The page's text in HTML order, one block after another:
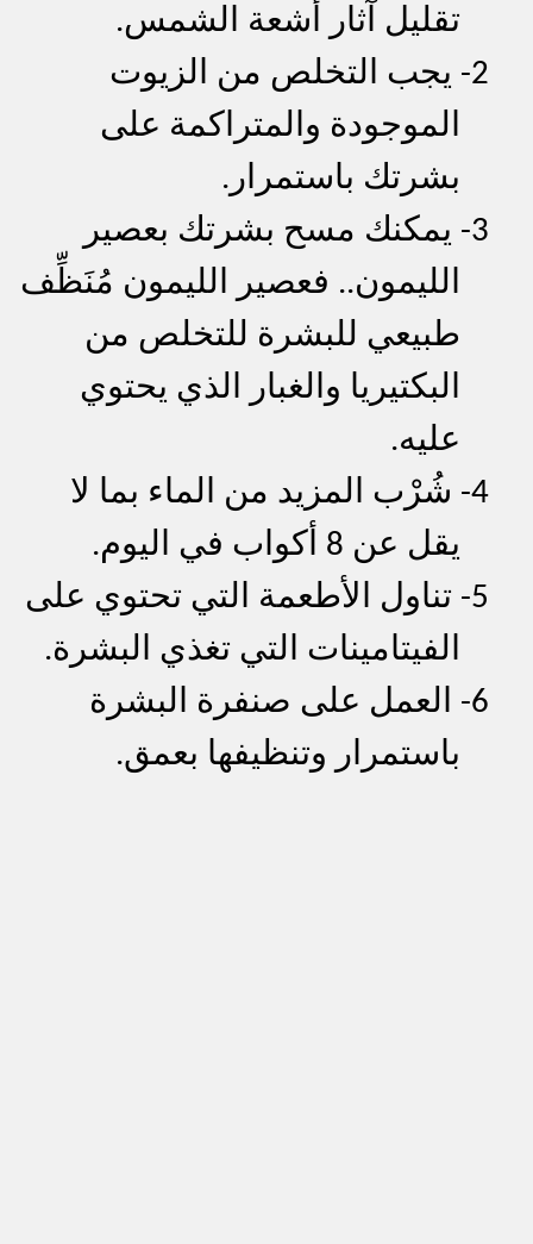
تقليل آثار أشعة الشمس.
2-
يجب التخلص من الزيوت
الموجودة والمتراكمة على
بشرتك باستمرار.
3-
يمكنك مسح بشرتك بعصير
الليمون.. فعصير الليمون مُنَظِّف
طبيعي للبشرة للتخلص من
البكتيريا والغبار الذي يحتوي
عليه.
4-
شُرْب المزيد من الماء بما لا
يقل عن 8 أكواب في اليوم.
5-
تناول الأطعمة التي تحتوي على
الفيتامينات التي تغذي البشرة.
6-
العمل على صنفرة البشرة
باستمرار وتنظيفها بعمق.